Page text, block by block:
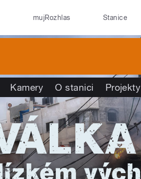
mujRozhlas Stanice
Kamery O stanici Projekty